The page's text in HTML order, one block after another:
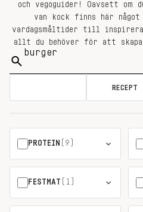
och vegoguider! Oavsett
van kock finns här
vardagsmåltider till
allt du behöver för att
Sök
på:
RECEPT
PROTEIN (9)
FESTMAT (1)